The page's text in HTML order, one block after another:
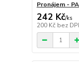
Pronájem -
242 Kč/ks
200 Kč bez